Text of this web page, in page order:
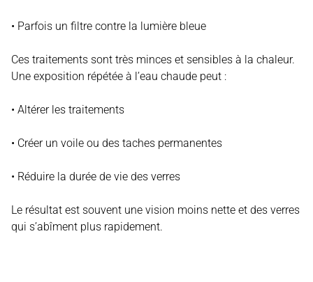
• Parfois un filtre contre la lumière bleue
Ces traitements sont très minces et sensibles à la chaleur.
Une exposition répétée à l’eau chaude peut :
• Altérer les traitements
• Créer un voile ou des taches permanentes
• Réduire la durée de vie des verres
Le résultat est souvent une vision moins nette et des verres
qui s’abîment plus rapidement.